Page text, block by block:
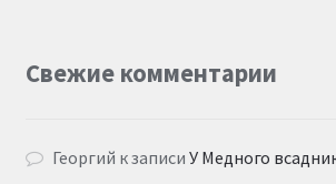
Свежие комментарии
Георгий к записиУ Медного